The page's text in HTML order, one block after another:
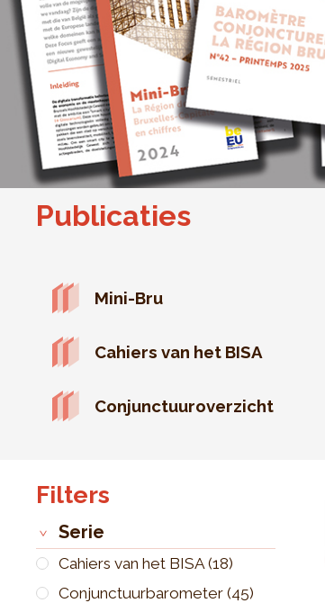
Publicaties
Mini-Bru
Cahiers van het BISA
Conjunctuuroverzicht
Filters
Serie
Cahiers van het BISA (18)
Conjunctuurbarometer (45)